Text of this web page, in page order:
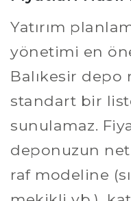
Yatırım
yönetimi en
Balıkesir depo
standart bir
sunulamaz.
deponuzun
raf modeline